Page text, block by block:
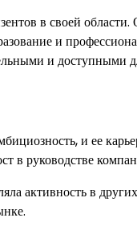
в своей
и
и доступными
и ее
в руководстве
активность в